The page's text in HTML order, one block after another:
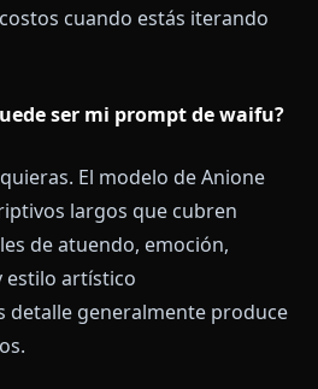
cuando estás iterando
ser mi prompt de waifu?
El modelo de Anione
largos que cubren
de atuendo, emoción,
estilo artístico
detalle generalmente produce